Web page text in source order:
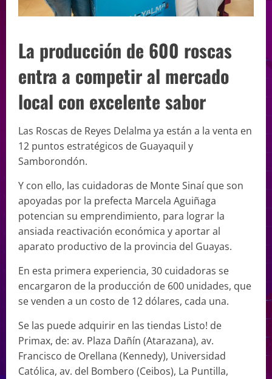
La producción de 600 roscas
entra a competir al mercado
local con excelente sabor
Las Roscas de Reyes Delalma ya están a la venta en
12 puntos estratégicos de Guayaquil y
Samborondón.
Y con ello, las cuidadoras de Monte Sinaí que son
apoyadas por la prefecta Marcela Aguiñaga
potencian su emprendimiento, para lograr la
ansiada reactivación económica y aportar al
aparato productivo de la provincia del Guayas.
En esta primera experiencia, 30 cuidadoras se
encargaron de la producción de 600 unidades, que
se venden a un costo de 12 dólares, cada una.
Se las puede adquirir en las tiendas Listo! de
Primax, de: av. Plaza Dañín (Atarazana), av.
Francisco de Orellana (Kennedy), Universidad
Católica, av. del Bombero (Ceibos), La Puntilla,